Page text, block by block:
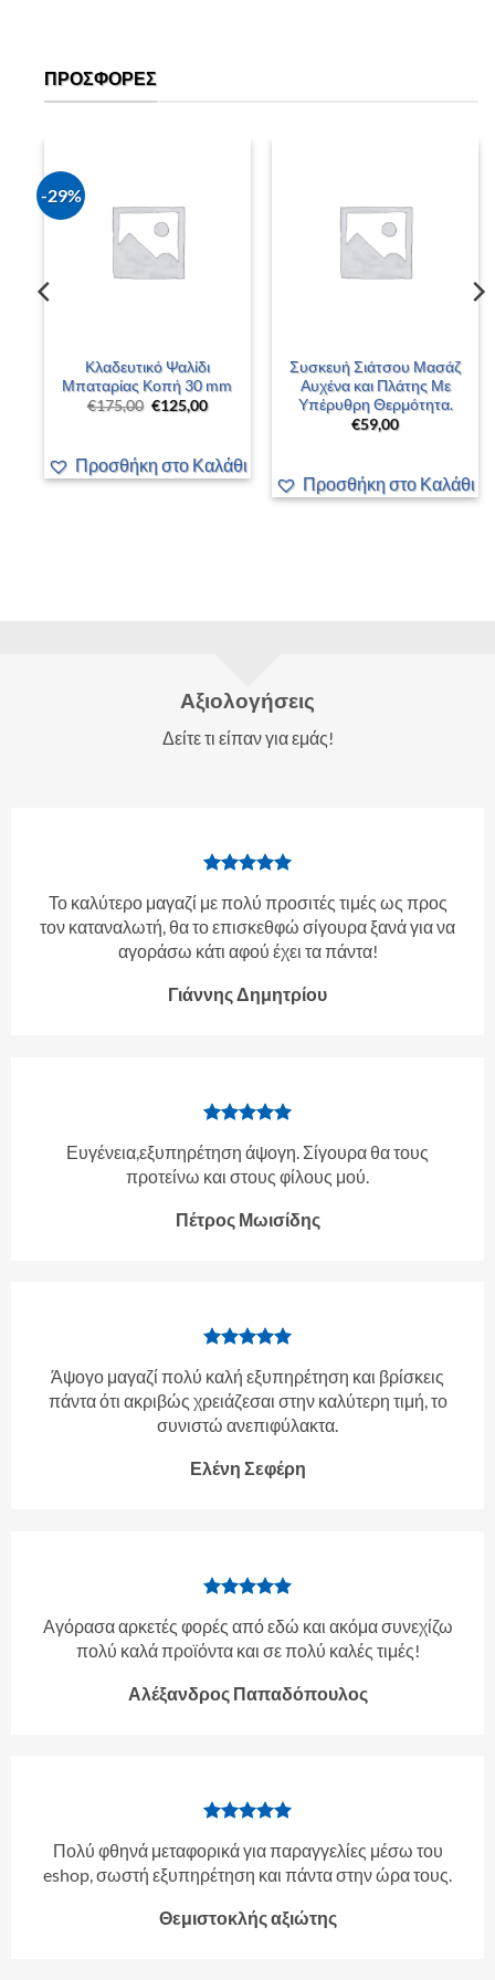
ΠΡΟΣΦΟΡΈΣ
-29%
Κλαδευτικό Ψαλίδι
Μπαταρίας Κοπή 30 mm
€175,00 Original
€125,00Η
€125,00.
Προσθήκη στο Καλάθι
Συσκευή Σιάτσου Μασάζ
Αυχένα και Πλάτης Με
Υπέρυθρη Θερμότητα.
€59,00
Προσθήκη στο Καλάθι
Αξιολογήσεις
Δείτε τι είπαν για εμάς!
Το καλύτερο μαγαζί με πολύ προσιτές τιμές ως προς
τον καταναλωτή, θα το επισκεθφώ σίγουρα ξανά για να
αγοράσω κάτι αφού έχει τα πάντα!
Γιάννης Δημητρίου
Ευγένεια,εξυπηρέτηση άψογη. Σίγουρα θα τους
προτείνω και στους φίλους μού.
Πέτρος Μωισίδης
Άψογο μαγαζί πολύ καλή εξυπηρέτηση και βρίσκεις
πάντα ότι ακριβώς χρειάζεσαι στην καλύτερη τιμή, το
συνιστώ ανεπιφύλακτα.
Ελένη Σεφέρη
Αγόρασα αρκετές φορές από εδώ και ακόμα συνεχίζω
πολύ καλά προϊόντα και σε πολύ καλές τιμές!
Αλέξανδρος Παπαδόπουλος
Πολύ φθηνά μεταφορικά για παραγγελίες μέσω του
eshop, σωστή εξυπηρέτηση και πάντα στην ώρα τους.
Θεμιστοκλής αξιώτης